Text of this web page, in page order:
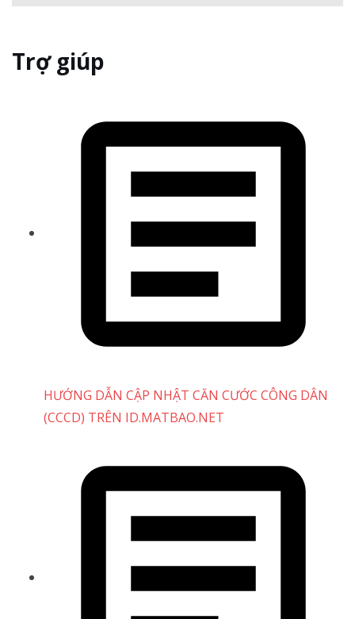
Trợ giúp
HƯỚNG DẪN CẬP NHẬT CĂN CƯỚC CÔNG DÂN
(CCCD) TRÊN ID.MATBAO.NET